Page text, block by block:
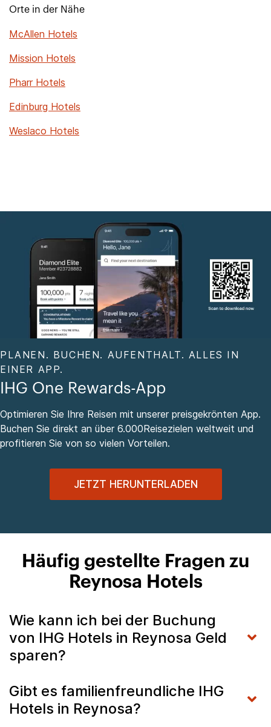
Orte in der Nähe
McAllen Hotels
Mission Hotels
Pharr Hotels
Edinburg Hotels
Weslaco Hotels
PLANEN. BUCHEN. AUFENTHALT. ALLES IN
EINER APP.
IHG One Rewards-App
Optimieren Sie Ihre Reisen mit unserer preisgekrönten App.
Buchen Sie direkt an über 6.000Reisezielen weltweit und
profitieren Sie von so vielen Vorteilen.
JETZT HERUNTERLADEN
Häufig gestellte Fragen zu
Reynosa Hotels
Wie kann ich bei der Buchung
von IHG Hotels in Reynosa Geld
sparen?
Gibt es familienfreundliche IHG
Hotels in Reynosa?